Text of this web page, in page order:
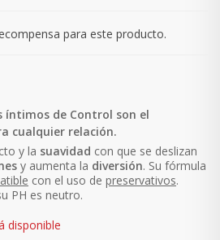
para este producto.
íntimos de Control son el
cualquier relación.
y la suavidad con que se deslizan
y aumenta la diversión. Su fórmula
con el uso de preservativos.
PH es neutro.
disponible